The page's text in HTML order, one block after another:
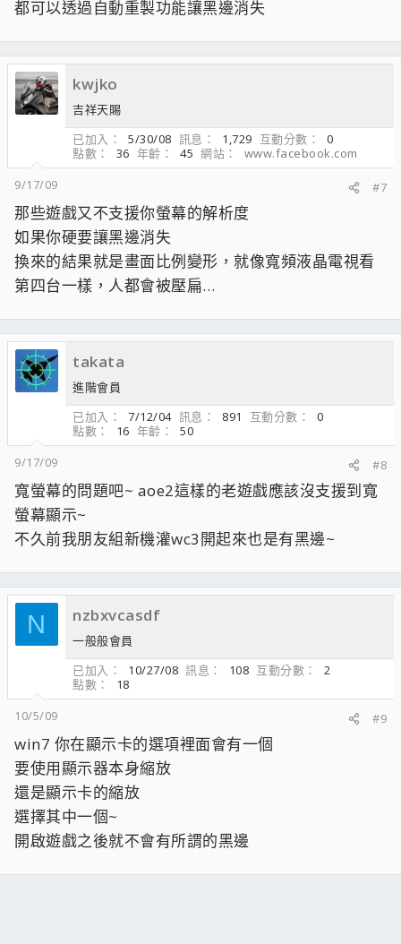
都可以透過自動重製功能讓黑邊消失
kwjko
吉祥天賜
已加入
5/30/08 訊息 1,729 互動分數
0
點數
36 年齡 45 網站
www.facebook.com
9/17/09
#7
那些遊戲又不支援你螢幕的解析度
如果你硬要讓黑邊消失
換來的結果就是畫面比例變形，就像寬頻液晶電視看
第四台一樣，人都會被壓扁…
takata
進階會員
已加入
7/12/04 訊息 891 互動分數
0
點數
16 年齡
50
9/17/09
#8
寬螢幕的問題吧~ aoe2這樣的老遊戲應該沒支援到寬
螢幕顯示~
不久前我朋友組新機灌wc3開起來也是有黑邊~
N nzbxvcasdf
一般般會員
已加入
10/27/08 訊息 108 互動分數
2
點數
18
10/5/09
#9
win7 你在顯示卡的選項裡面會有一個
要使用顯示器本身縮放
還是顯示卡的縮放
選擇其中一個~
開啟遊戲之後就不會有所謂的黑邊